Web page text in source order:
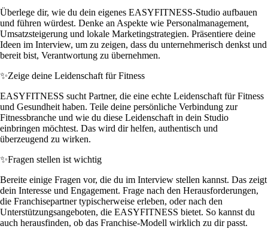
Überlege dir, wie du dein eigenes EASYFITNESS-Studio aufbauen
und führen würdest. Denke an Aspekte wie Personalmanagement,
Umsatzsteigerung und lokale Marketingstrategien. Präsentiere deine
Ideen im Interview, um zu zeigen, dass du unternehmerisch denkst und
bereit bist, Verantwortung zu übernehmen.
✨Zeige deine Leidenschaft für Fitness
EASYFITNESS sucht Partner, die eine echte Leidenschaft für Fitness
und Gesundheit haben. Teile deine persönliche Verbindung zur
Fitnessbranche und wie du diese Leidenschaft in dein Studio
einbringen möchtest. Das wird dir helfen, authentisch und
überzeugend zu wirken.
✨Fragen stellen ist wichtig
Bereite einige Fragen vor, die du im Interview stellen kannst. Das zeigt
dein Interesse und Engagement. Frage nach den Herausforderungen,
die Franchisepartner typischerweise erleben, oder nach den
Unterstützungsangeboten, die EASYFITNESS bietet. So kannst du
auch herausfinden, ob das Franchise-Modell wirklich zu dir passt.